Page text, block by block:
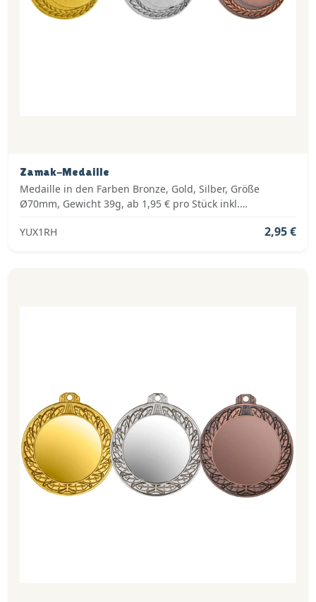
Zamak-Medaille
Medaille in den Farben Bronze, Gold, Silber, Größe
Ø70mm, Gewicht 39g, ab 1,95 € pro Stück inkl.
YUX1RH
2,95 €